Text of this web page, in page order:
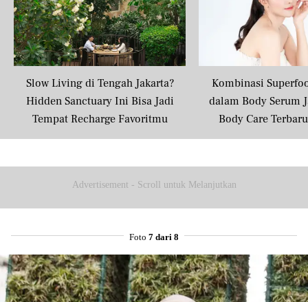
Slow Living di Tengah Jakarta?
Hidden Sanctuary Ini Bisa Jadi
Tempat Recharge Favoritmu
Kombinasi
dalam Body Serum
Body Care
Masyarakat
Advertisement - Scroll untuk Melanjutkan
Foto 7 dari 8